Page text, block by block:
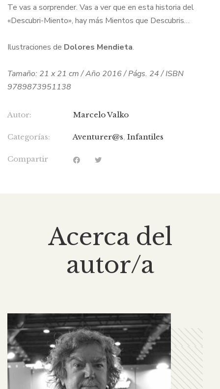
Te vas a sorprender. Vas a ver que en esta historia del
«Descubri-Miento», hay más Mientos que Descubris…
Ilustraciones de Dolores Mendieta.
Tamaño: 21 x 21 cm / Año 2016 / Págs. 24 / ISBN
9789873951138
Autor: Marcelo Valko
Categorías: Aventurer@s, Infantiles
Compartir
Acerca del
autor/a